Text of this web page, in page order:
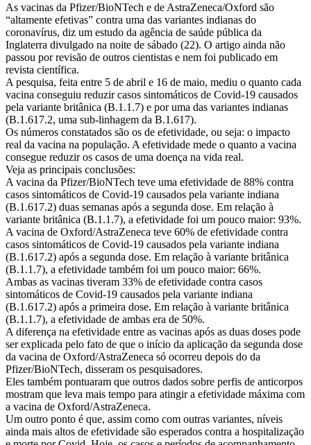
As vacinas da Pfizer/BioNTech e de AstraZeneca/Oxford são
“altamente efetivas” contra uma das variantes indianas do
coronavírus, diz um estudo da agência de saúde pública da
Inglaterra divulgado na noite de sábado (22). O artigo ainda não
passou por revisão de outros cientistas e nem foi publicado em
revista científica.
A pesquisa, feita entre 5 de abril e 16 de maio, mediu o quanto cada
vacina conseguiu reduzir casos sintomáticos de Covid-19 causados
pela variante britânica (B.1.1.7) e por uma das variantes indianas
(B.1.617.2, uma sub-linhagem da B.1.617).
Os números constatados são os de efetividade, ou seja: o impacto
real da vacina na população. A efetividade mede o quanto a vacina
consegue reduzir os casos de uma doença na vida real.
Veja as principais conclusões:
A vacina da Pfizer/BioNTech teve uma efetividade de 88% contra
casos sintomáticos de Covid-19 causados pela variante indiana
(B.1.617.2) duas semanas após a segunda dose. Em relação à
variante britânica (B.1.1.7), a efetividade foi um pouco maior: 93%.
A vacina de Oxford/AstraZeneca teve 60% de efetividade contra
casos sintomáticos de Covid-19 causados pela variante indiana
(B.1.617.2) após a segunda dose. Em relação à variante britânica
(B.1.1.7), a efetividade também foi um pouco maior: 66%.
Ambas as vacinas tiveram 33% de efetividade contra casos
sintomáticos de Covid-19 causados pela variante indiana
(B.1.617.2) após a primeira dose. Em relação à variante britânica
(B.1.1.7), a efetividade de ambas era de 50%.
A diferença na efetividade entre as vacinas após as duas doses pode
ser explicada pelo fato de que o início da aplicação da segunda dose
da vacina de Oxford/AstraZeneca só ocorreu depois do da
Pfizer/BioNTech, disseram os pesquisadores.
Eles também pontuaram que outros dados sobre perfis de anticorpos
mostram que leva mais tempo para atingir a efetividade máxima com
a vacina de Oxford/AstraZeneca.
Um outro ponto é que, assim como com outras variantes, níveis
ainda mais altos de efetividade são esperados contra a hospitalização